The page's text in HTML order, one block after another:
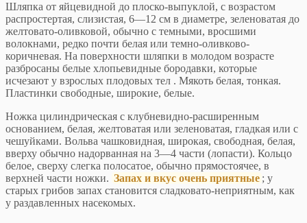
Шляпка от яйцевидной до плоско-выпуклой, с возрастом
распростертая, слизистая, 6—12 см в диаметре, зеленоватая до
желтовато-оливковой, обычно с темными, вросшими
волокнами, редко почти белая или темно-оливково-
коричневая. На поверхности шляпки в молодом возрасте
разбросаны белые хлопьевидные бородавки, которые
исчезают у взрослых плодовых тел . Мякоть белая, тонкая.
Пластинки свободные, широкие, белые.
Ножка цилиндрическая с клубневидно-расширенным
основанием, белая, желтоватая или зеленоватая, гладкая или с
чешуйками. Вольва чашковидная, широкая, свободная, белая,
вверху обычно надорванная на 3—4 части (лопасти). Кольцо
белое, сверху слегка полосатое, обычно прямостоячее, в
верхней части ножки. Запах и вкус очень приятные ; у
старых грибов запах становится сладковато-неприятным, как
у раздавленных насекомых.